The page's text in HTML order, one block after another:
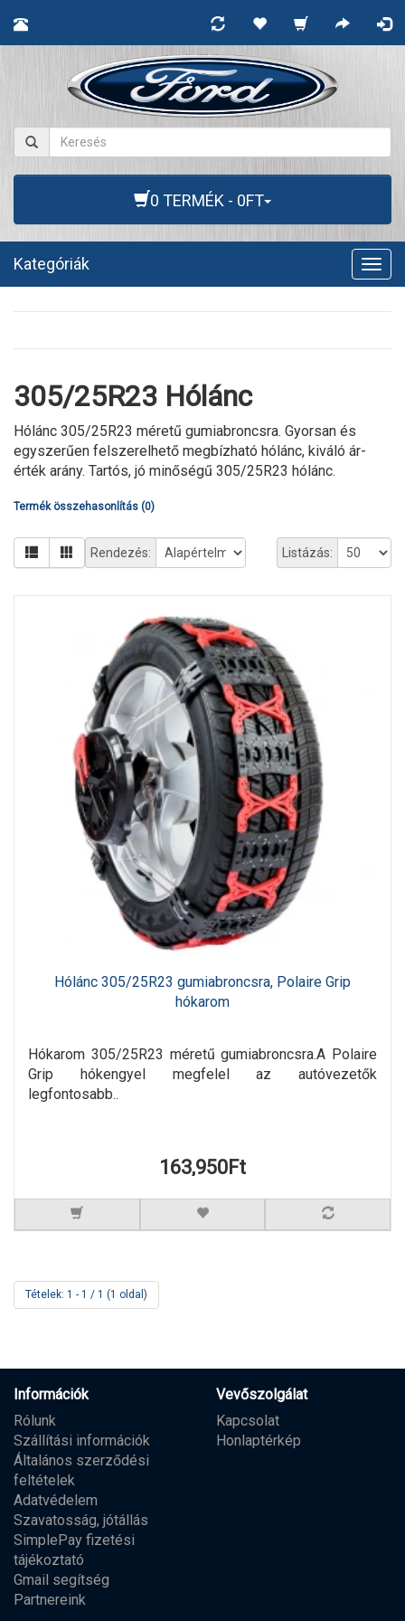
0 TERMÉK - 0FT
Kategóriák
305/25R23 Hólánc
Hólánc 305/25R23 méretű gumiabroncsra. Gyorsan és
egyszerűen felszerelhető megbízható hólánc, kiváló ár-
érték arány. Tartós, jó minőségű 305/25R23 hólánc.
Termék összehasonlítás (0)
Listázás:
Rendezés:
Hólánc 305/25R23 gumiabroncsra, Polaire Grip
hókarom
Hókarom 305/25R23 méretű gumiabroncsra.A Polaire
Grip hókengyel megfelel az autóvezetők
legfontosabb..
163,950Ft
Tételek: 1 - 1 / 1 (1 oldal)
Információk
Rólunk
Szállítási információk
Általános szerződési
feltételek
Adatvédelem
Szavatosság, jótállás
SimplePay fizetési
tájékoztató
Gmail segítség
Partnereink
Vevőszolgálat
Kapcsolat
Honlaptérkép